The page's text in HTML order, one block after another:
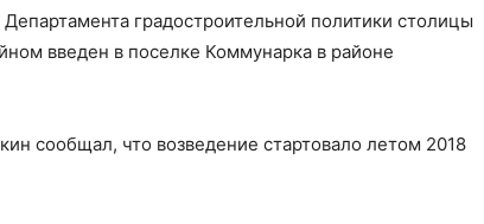
градостроительной политики столицы
введен в поселке Коммунарка в районе
сообщал, что возведение стартовало летом 2018